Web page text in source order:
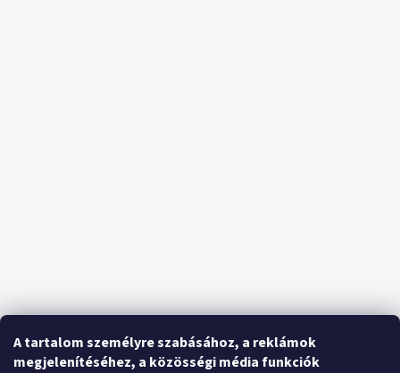
A tartalom személyre szabásához, a reklámok
megjelenítéséhez, a közösségi média funkciók